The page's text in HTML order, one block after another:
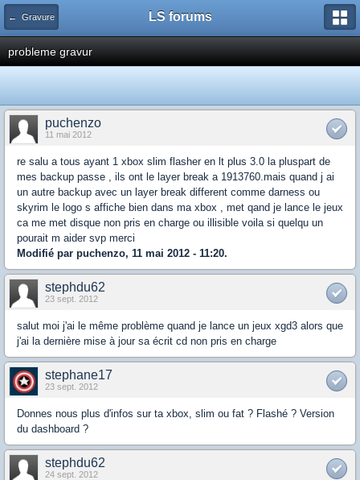
← Gravure LS forums
probleme gravur
puchenzo
11 mai 2012
re salu a tous ayant 1 xbox slim flasher en lt plus 3.0 la pluspart de
mes backup passe , ils ont le layer break a 1913760.mais quand j ai
un autre backup avec un layer break different comme darness ou
skyrim le logo s affiche bien dans ma xbox , met qand je lance le jeux
ca me met disque non pris en charge ou illisible voila si quelqu un
pourait m aider svp merci
Modifié par puchenzo, 11 mai 2012 - 11:20.
stephdu62
23 sept. 2012
salut moi j'ai le même problème quand je lance un jeux xgd3 alors que
j'ai la dernière mise à jour sa écrit cd non pris en charge
stephane17
23 sept. 2012
Donnes nous plus d'infos sur ta xbox, slim ou fat ? Flashé ? Version
du dashboard ?
stephdu62
24 sept. 2012